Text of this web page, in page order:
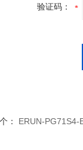
验证码：
： ERUN-PG71S4-